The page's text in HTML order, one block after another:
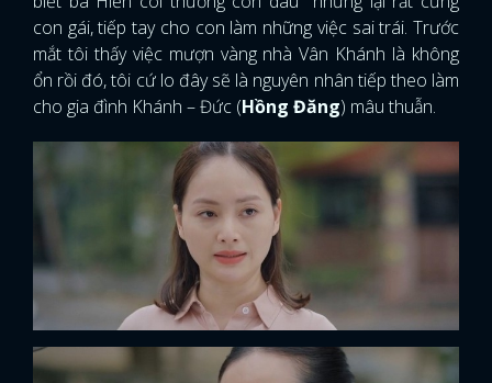
con gái, tiếp tay cho con làm những việc sai trái. Trước
mắt tôi thấy việc mượn vàng nhà Vân Khánh là không
ổn rồi đó, tôi cứ lo đây sẽ là nguyên nhân tiếp theo làm
cho gia đình Khánh – Đức (Hồng Đăng) mâu thuẫn.